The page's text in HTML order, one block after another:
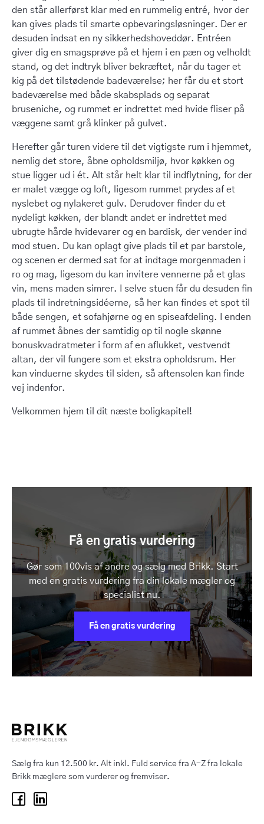
den står allerførst klar med en rummelig entré, hvor der
kan gives plads til smarte opbevaringsløsninger. Der er
desuden indsat en ny sikkerhedshoveddør. Entréen
giver dig en smagsprøve på et hjem i en pæn og velholdt
stand, og det indtryk bliver bekræftet, når du tager et
kig på det tilstødende badeværelse; her får du et stort
badeværelse med både skabsplads og separat
bruseniche, og rummet er indrettet med hvide fliser på
væggene samt grå klinker på gulvet.
Herefter går turen videre til det vigtigste rum i hjemmet,
nemlig det store, åbne opholdsmiljø, hvor køkken og
stue ligger ud i ét. Alt står helt klar til indflytning, for der
er malet vægge og loft, ligesom rummet prydes af et
nyslebet og nylakeret gulv. Derudover finder du et
nydeligt køkken, der blandt andet er indrettet med
ubrugte hårde hvidevarer og en bardisk, der vender ind
mod stuen. Du kan oplagt give plads til et par barstole,
og scenen er dermed sat for at indtage morgenmaden i
ro og mag, ligesom du kan invitere vennerne på et glas
vin, mens maden simrer. I selve stuen får du desuden fin
plads til indretningsidéerne, så her kan findes et spot til
både sengen, et sofahjørne og en spiseafdeling. I enden
af rummet åbnes der samtidig op til nogle skønne
bonuskvadratmeter i form af en aflukket, vestvendt
altan, der vil fungere som et ekstra opholdsrum. Her
kan vinduerne skydes til siden, så aftensolen kan finde
vej indenfor.
Velkommen hjem til dit næste boligkapitel!
Få en gratis vurdering
Gør som 100vis af andre og sælg med Brikk. Start
med en gratis vurdering fra din lokale mægler og
specialist nu.
Få en gratis vurdering
Sælg fra kun 12.500 kr. Alt inkl. Fuld service fra A-Z fra lokale
Brikk mæglere som vurderer og fremviser.